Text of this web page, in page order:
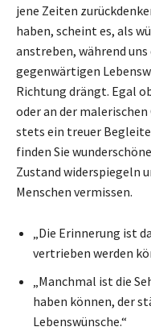
jene Zeiten
haben, scheint es, als
anstreben, während
gegenwärtigen
Richtung drängt. Egal
oder an der malerischen
stets ein treuer
finden Sie
Zustand widerspiegeln
Menschen vermissen.
„Die Erinnerung ist
vertrieben werden
„Manchmal ist die
haben können, der
Lebenswünsche.“